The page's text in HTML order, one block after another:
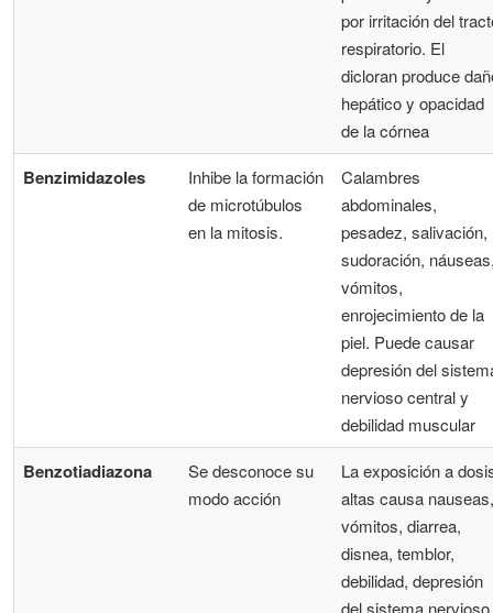
por irritación del
respiratorio. El
dicloran produce
hepático y opacidad
de la córnea
Benzimidazoles
Inhibe la formación
de microtúbulos
en la mitosis.
Calambres
abdominales,
pesadez, salivación,
sudoración,
vómitos,
enrojecimiento de la
piel. Puede causar
depresión del
nervioso central y
debilidad muscular
Benzotiadiazona
Se desconoce su
modo acción
La exposición a
altas causa nauseas,
vómitos, diarrea,
disnea, temblor,
debilidad, depresión
del sistema nervioso